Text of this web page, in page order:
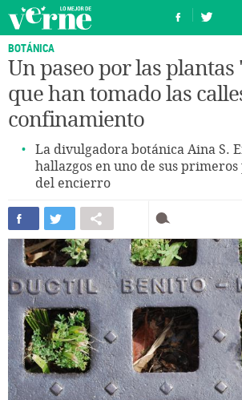
BOTÁNICA
Un paseo por las plantas
que han tomado las
confinamiento
La divulgadora botánica Aina S.
hallazgos en uno de sus primeros
del encierro